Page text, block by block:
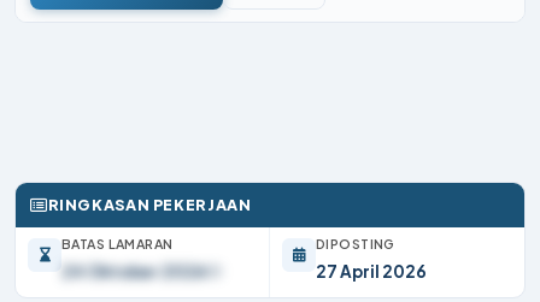
RINGKASAN PEKERJAAN
BATAS LAMARAN
24 Oktober 2026
DIPOSTING
27 April 2026